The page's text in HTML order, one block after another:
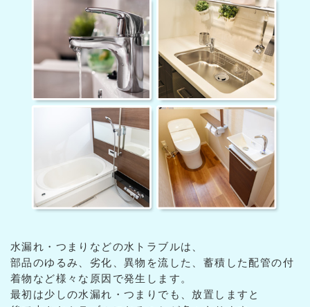
水漏れ・つまりなどの水トラブルは、
部品のゆるみ、劣化、異物を流した、蓄積した配管の付
着物など様々な原因で発生します。
最初は少しの水漏れ・つまりでも、放置しますと